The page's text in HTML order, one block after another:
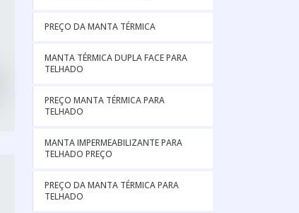
PREÇO DA MANTA TÉRMICA
MANTA TÉRMICA DUPLA FACE PARA
TELHADO
PREÇO MANTA TÉRMICA PARA
TELHADO
MANTA IMPERMEABILIZANTE PARA
TELHADO PREÇO
PREÇO DA MANTA TÉRMICA PARA
TELHADO